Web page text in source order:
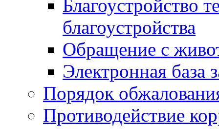
Благоустройство
благоустройства
Обращение с
Электронная база
Порядок
Противодействие